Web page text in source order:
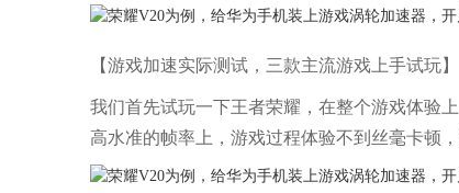
【游戏加速实际测试，三款主流游戏上手试玩】
我们首先试玩一下王者荣耀，在整个游戏体验
高水准的帧率上，游戏过程体验不到丝毫卡顿